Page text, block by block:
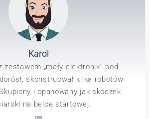
Karol
zestawem „mały elektronik” pod
skonstruował kilka robotów.
i opanowany jak skoczek
na belce startowej.